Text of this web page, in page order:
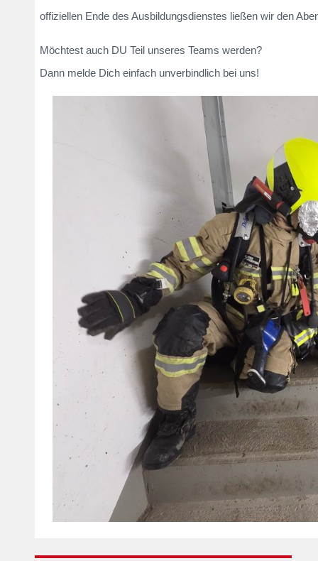
offiziellen Ende des Ausbildungsdienstes ließen wir den
Möchtest auch DU Teil unseres Teams werden?
Dann melde Dich einfach unverbindlich bei uns!